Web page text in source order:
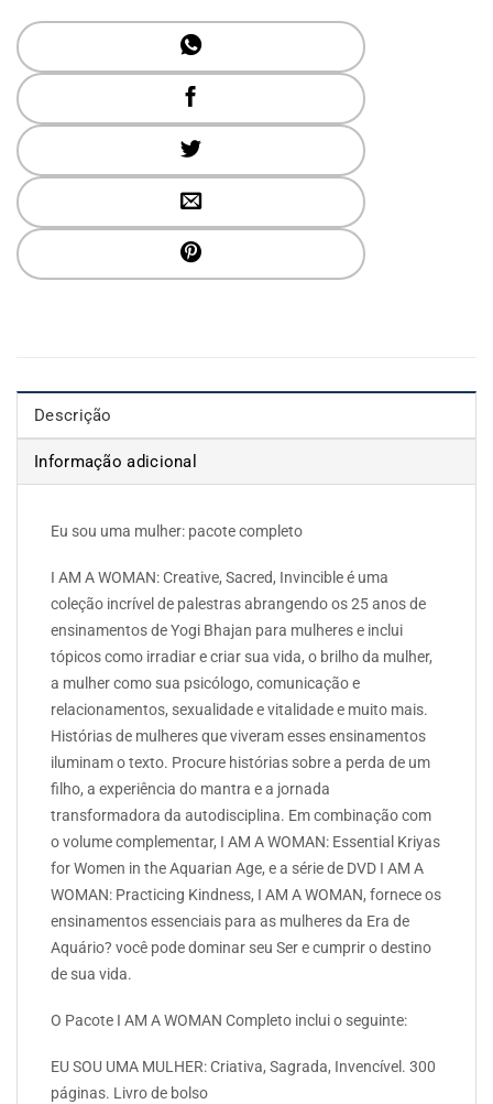
Descrição
Informação adicional
Eu sou uma mulher: pacote completo
I AM A WOMAN: Creative, Sacred, Invincible é uma
coleção incrível de palestras abrangendo os 25 anos de
ensinamentos de Yogi Bhajan para mulheres e inclui
tópicos como irradiar e criar sua vida, o brilho da mulher,
a mulher como sua psicólogo, comunicação e
relacionamentos, sexualidade e vitalidade e muito mais.
Histórias de mulheres que viveram esses ensinamentos
iluminam o texto. Procure histórias sobre a perda de um
filho, a experiência do mantra e a jornada
transformadora da autodisciplina. Em combinação com
o volume complementar, I AM A WOMAN: Essential Kriyas
for Women in the Aquarian Age, e a série de DVD I AM A
WOMAN: Practicing Kindness, I AM A WOMAN, fornece os
ensinamentos essenciais para as mulheres da Era de
Aquário? você pode dominar seu Ser e cumprir o destino
de sua vida.
O Pacote I AM A WOMAN Completo inclui o seguinte:
EU SOU UMA MULHER: Criativa, Sagrada, Invencível. 300
páginas. Livro de bolso